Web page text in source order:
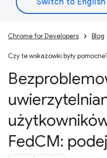
Chrome for Developers Blog
Czy te wskazówki były
FedCM: